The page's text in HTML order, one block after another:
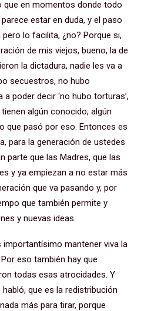
que en momentos donde todo
estar en duda, y el paso
lo facilita, ¿no? Porque si,
de mis viejos, bueno, la de
la dictadura, nadie les va a
secuestros, no hubo
a poder decir ‘no hubo torturas’,
algún conocido, algún
que pasó por eso. Entonces es
para la generación de ustedes
parte que las Madres, que las
y ya empiezan a no estar más
que va pasando y, por
que también permite y
y nuevas ideas.
mantener viva la
eso también hay que
todas esas atrocidades. Y
que es la redistribución
más para tirar, porque